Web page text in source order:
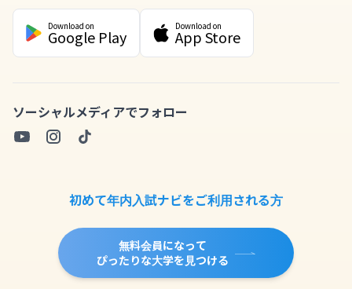
Download on
Google Play
Download on
App Store
ソーシャルメディアでフォロー
初めて年内入試ナビをご利用される方
無料会員になって
ぴったりな大学を見つける